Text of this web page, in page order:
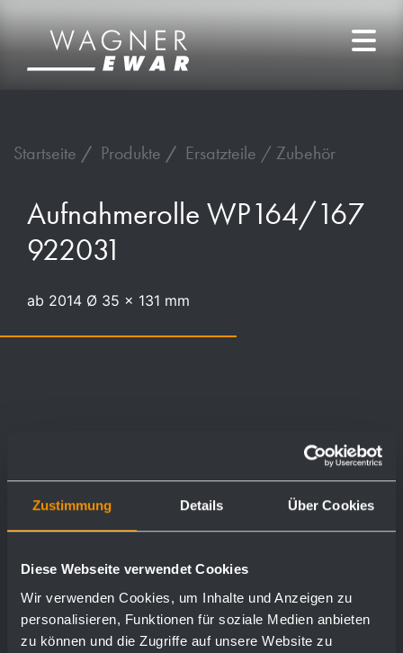
Zustimmung Details Über Cookies
Diese Webseite verwendet Cookies
Wir verwenden Cookies, um Inhalte und Anzeigen zu
personalisieren, Funktionen für soziale Medien anbieten
zu können und die Zugriffe auf unsere Website zu
Startseite Produkte Ersatzteile / Zubehör
Aufnahmerolle WP164/167
922031
ab 2014 Ø 35 x 131 mm